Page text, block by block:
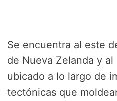
Se encuentra al este
de Nueva Zelanda y al
ubicado a lo largo de
tectónicas que